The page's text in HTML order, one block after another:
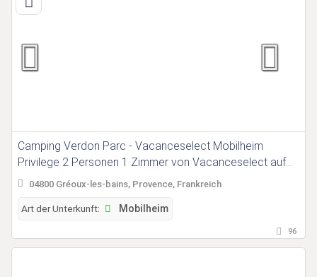
Camping Verdon Parc - Vacanceselect Mobilheim
Privilege 2 Personen 1 Zimmer von Vacanceselect auf
Camping Verdon Parc
04800 Gréoux-les-bains, Provence, Frankreich
Art der Unterkunft: Mobilheim
96